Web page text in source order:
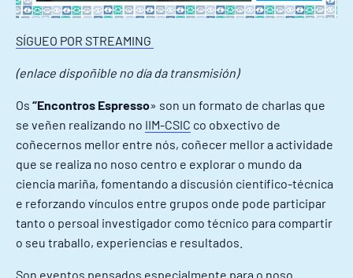
SÍGUEO POR STREAMING
(enlace dispoñible no día da transmisión)
Os “Encontros Espresso» son un formato de charlas que
se veñen realizando no IIM-CSIC co obxectivo de
coñecernos mellor entre nós, coñecer mellor a actividade
que se realiza no noso centro e explorar o mundo da
ciencia mariña, fomentando a discusión científico-técnica
e reforzando vínculos entre grupos onde pode participar
tanto o persoal investigador como técnico para compartir
o seu traballo, experiencias e resultados.
Son eventos pensados especialmente para o noso